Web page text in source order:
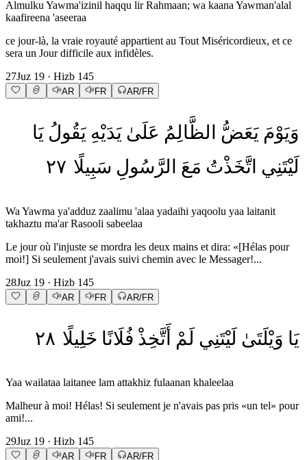
Almulku Yawma'izinil haqqu lir Rahmaan; wa kaana Yawman'alal
kaafireena 'aseeraa
ce jour-là, la vraie royauté appartient au Tout Miséricordieux, et ce
sera un Jour difficile aux infidèles.
27Juz 19 · Hizb 145
AR FR AR/FR
وَيَوْمَ يَعَضُّ الظَّالِمُ عَلَىٰ يَدَيْهِ يَقُولُ يَا
لَيْتَنِي اتَّخَذْتُ مَعَ الرَّسُولِ سَبِيلًا ٢٧
Wa Yawma ya'adduz zaalimu 'alaa yadaihi yaqoolu yaa laitanit
takhaztu ma'ar Rasooli sabeelaa
Le jour où l'injuste se mordra les deux mains et dira: «[Hélas pour
moi!] Si seulement j'avais suivi chemin avec le Messager!...
28Juz 19 · Hizb 145
AR FR AR/FR
يَا وَيْلَتَىٰ لَيْتَنِي لَمْ أَتَّخِذْ فُلَانًا خَلِيلًا ٢٨
Yaa wailataa laitanee lam attakhiz fulaanan khaleelaa
Malheur à moi! Hélas! Si seulement je n'avais pas pris «un tel» pour
ami!...
29Juz 19 · Hizb 145
AR FR AR/FR